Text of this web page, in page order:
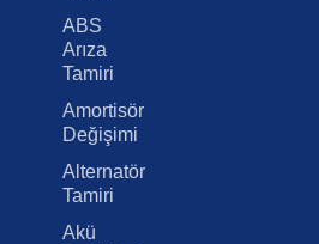
ABS
Arıza
Tamiri
Amortisör
Değişimi
Alternatör
Tamiri
Akü